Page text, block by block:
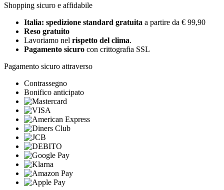
Shopping sicuro e affidabile
Italia: spedizione standard gratuita a partire da € 99,90
Reso gratuito
Lavoriamo nel rispetto del clima.
Pagamento sicuro con crittografia SSL
Pagamento sicuro attraverso
Contrassegno
Bonifico anticipato